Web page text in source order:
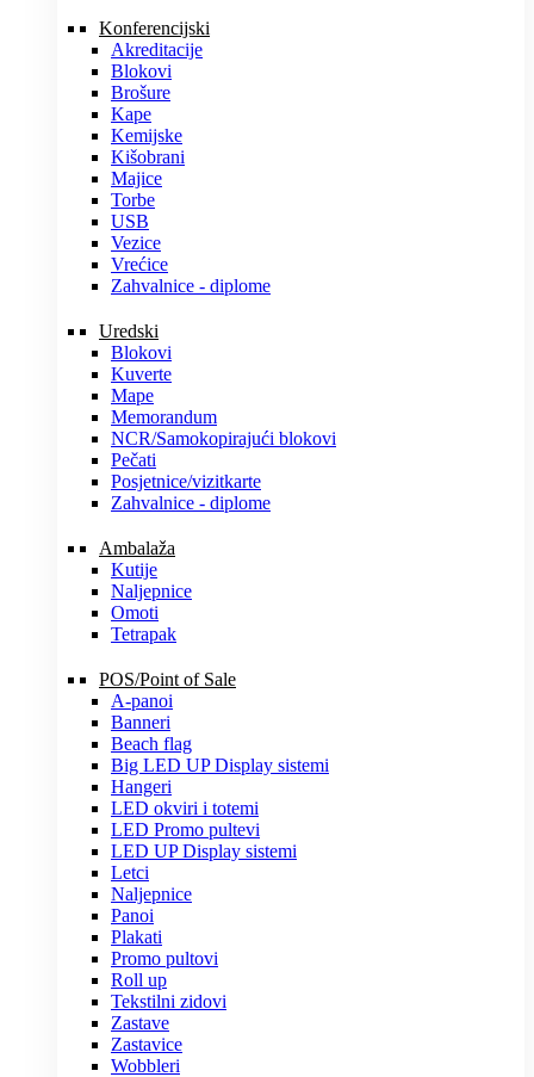
Konferencijski
Akreditacije
Blokovi
Brošure
Kape
Kemijske
Kišobrani
Majice
Torbe
USB
Vezice
Vrećice
Zahvalnice - diplome
Uredski
Blokovi
Kuverte
Mape
Memorandum
NCR/Samokopirajući blokovi
Pečati
Posjetnice/vizitkarte
Zahvalnice - diplome
Ambalaža
Kutije
Naljepnice
Omoti
Tetrapak
POS/Point of Sale
A-panoi
Banneri
Beach flag
Big LED UP Display sistemi
Hangeri
LED okviri i totemi
LED Promo pultevi
LED UP Display sistemi
Letci
Naljepnice
Panoi
Plakati
Promo pultovi
Roll up
Tekstilni zidovi
Zastave
Zastavice
Wobbleri